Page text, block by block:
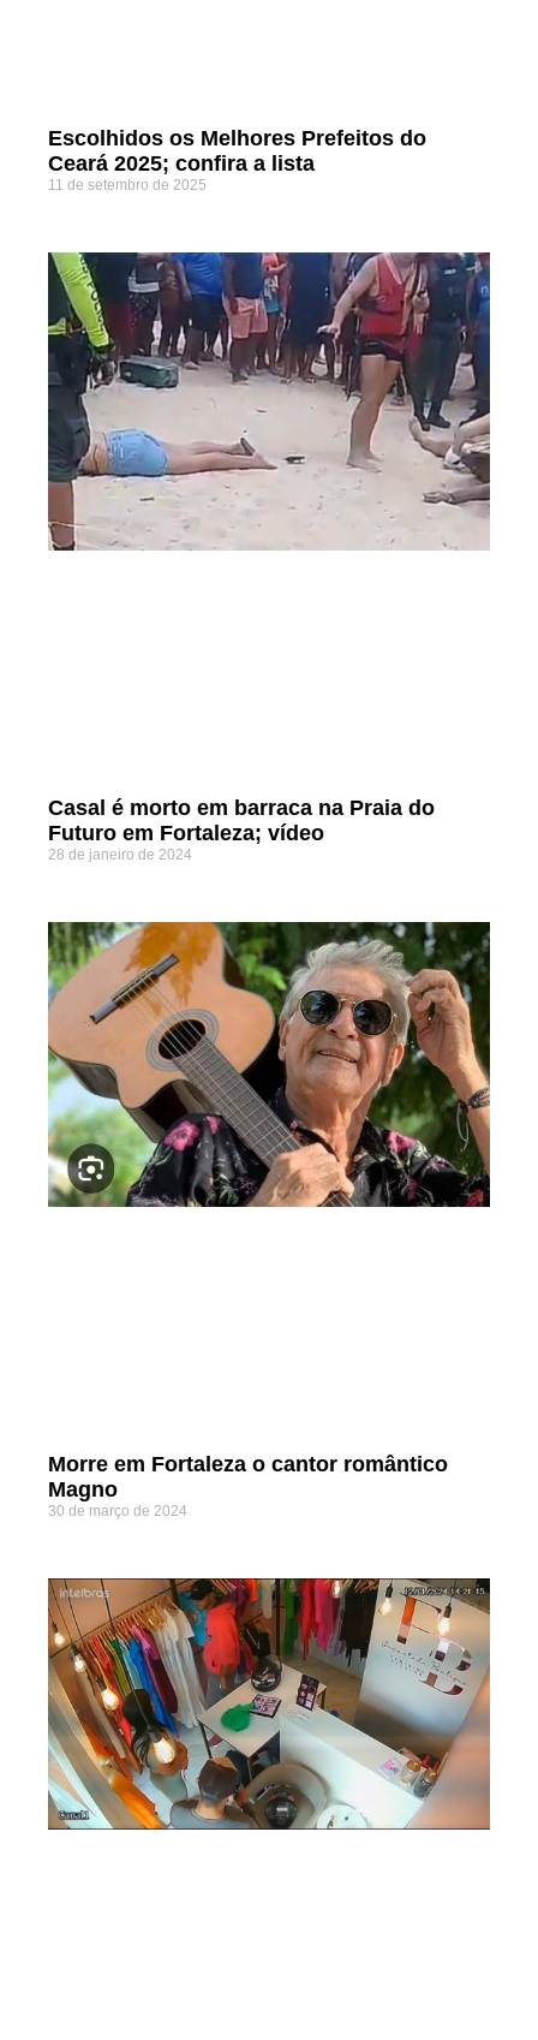
Escolhidos os Melhores Prefeitos do
Ceará 2025; confira a lista
11 de setembro de 2025
Casal é morto em barraca na Praia do
Futuro em Fortaleza; vídeo
28 de janeiro de 2024
Morre em Fortaleza o cantor romântico
Magno
30 de março de 2024